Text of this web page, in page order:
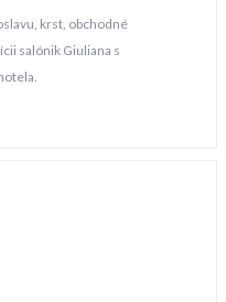
krst, obchodné
salónik Giuliana s